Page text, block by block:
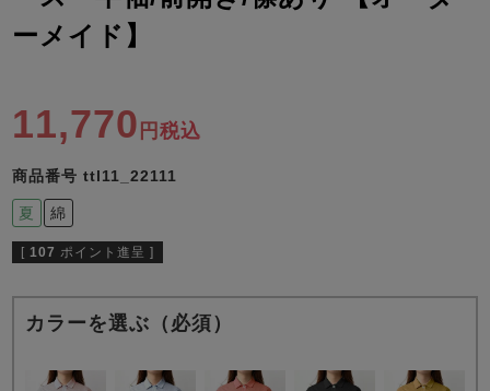
売れ筋ランキング
すべての季節のパジャマ一覧はこちら
単品
ン単品
単品
ン単品
ーメイド】
11,770 税込
商品番号 ttl11_22111
夏 綿
[ 107 ポイント進呈 ]
カラーを選ぶ（必須）